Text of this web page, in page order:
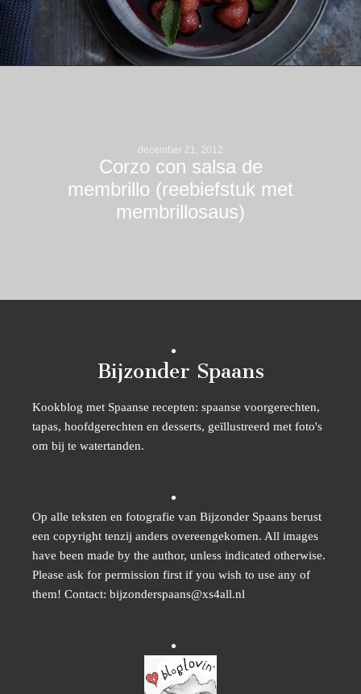
december 21, 2012
Corzo con salsa de
membrillo (reebiefstuk met
membrillosaus)
Bijzonder Spaans
Kookblog met Spaanse recepten: spaanse voorgerechten,
tapas, hoofdgerechten en desserts, geïllustreerd met foto's
om bij te watertanden.
Op alle teksten en fotografie van Bijzonder Spaans berust
een copyright tenzij anders overeengekomen. All images
have been made by the author, unless indicated otherwise.
Please ask for permission first if you wish to use any of
them! Contact: bijzonderspaans@xs4all.nl